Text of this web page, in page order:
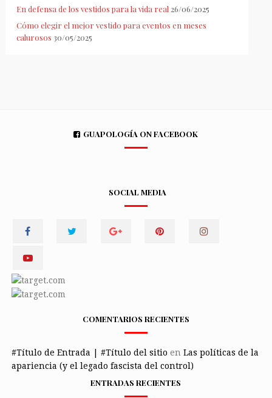
En defensa de los vestidos para la vida real 26/06/2025
Cómo elegir el mejor vestido para eventos en meses
calurosos 30/05/2025
GUAPOLOGÍA ON FACEBOOK
SOCIAL MEDIA
COMENTARIOS RECIENTES
#Título de Entrada | #Título del sitio en Las políticas de la
apariencia (y el legado fascista del control)
ENTRADAS RECIENTES